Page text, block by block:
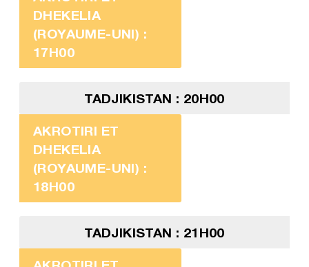
DHEKELIA
(ROYAUME-UNI) :
17H00
TADJIKISTAN : 20H00
AKROTIRI ET
DHEKELIA
(ROYAUME-UNI) :
18H00
TADJIKISTAN : 21H00